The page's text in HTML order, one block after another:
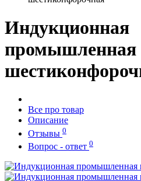
Индукционная
промышленная
Все про товар
Описание
Отзывы 0
Вопрос - ответ 0